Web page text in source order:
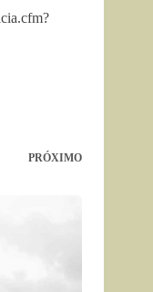
PRÓXIMO